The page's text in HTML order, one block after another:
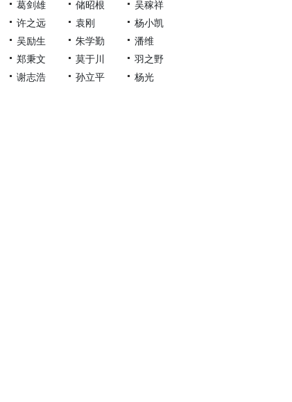
葛剑雄
储昭根
吴稼祥
许之远
袁刚
杨小凯
吴励生
朱学勤
潘维
郑秉文
莫于川
羽之野
谢志浩
孙立平 杨光